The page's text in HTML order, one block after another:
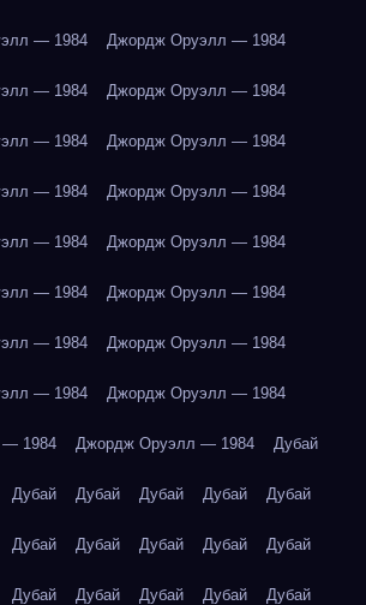
— 1984 Джордж Оруэлл — 1984
— 1984 Джордж Оруэлл — 1984
— 1984 Джордж Оруэлл — 1984
— 1984 Джордж Оруэлл — 1984
— 1984 Джордж Оруэлл — 1984
— 1984 Джордж Оруэлл — 1984
— 1984 Джордж Оруэлл — 1984
— 1984 Джордж Оруэлл — 1984
1984 Джордж Оруэлл — 1984 Дубай
Дубай Дубай Дубай Дубай Дубай
Дубай Дубай Дубай Дубай Дубай
Дубай Дубай Дубай Дубай Дубай